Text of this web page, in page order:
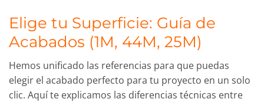
Elige tu Superficie: Guía de
Acabados (1M, 44M, 25M)
Hemos unificado las referencias para que puedas
elegir el acabado perfecto para tu proyecto en un solo
clic. Aquí te explicamos las diferencias técnicas entre